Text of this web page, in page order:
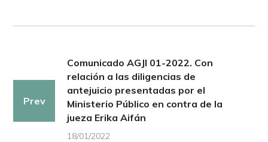
Prev
Comunicado AGJI 01-2022. Con
relación a las diligencias de
antejuicio presentadas por el
Ministerio Público en contra de la
jueza Erika Aifán
18/01/2022